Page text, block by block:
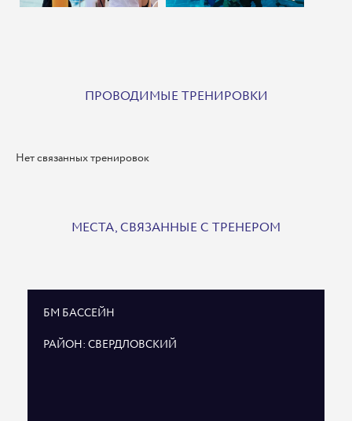
ПРОВОДИМЫЕ ТРЕНИРОВКИ
Нет связанных тренировок
МЕСТА, СВЯЗАННЫЕ С ТРЕНЕРОМ
БМ БАССЕЙН
РАЙОН: СВЕРДЛОВСКИЙ